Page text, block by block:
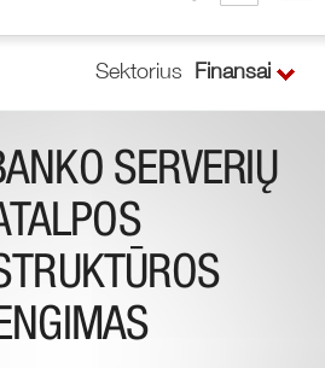
Sektorius Finansai
SERVERIŲ